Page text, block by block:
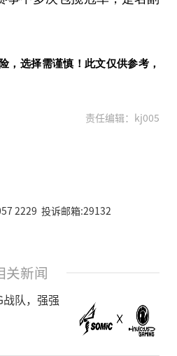
，选择需谨慎！此文仅供参考，
责任编辑：kj005
2229 投诉邮箱:29132
关新闻
队，强强